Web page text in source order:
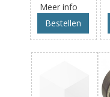
Meer info
Bestellen